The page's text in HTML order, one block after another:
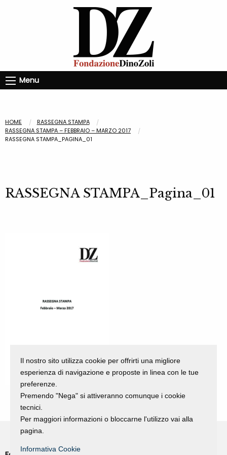
Menu
HOME
RASSEGNA STAMPA
RASSEGNA STAMPA – FEBBRAIO – MARZO 2017
RASSEGNA STAMPA_PAGINA_01
RASSEGNA STAMPA_Pagina_01
Il nostro sito utilizza cookie per offrirti una migliore
esperienza di navigazione e proposte in linea con le tue
preferenze.
Premendo "Nega" si attiveranno comunque i cookie
tecnici.
Per maggiori informazioni o bloccarne l'utilizzo vai alla
pagina.
Informativa Cookie